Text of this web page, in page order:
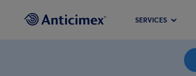
SERVICES